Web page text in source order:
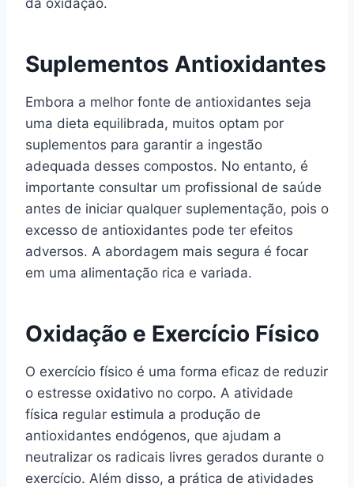
da oxidação.
Suplementos Antioxidantes
Embora a melhor fonte de antioxidantes seja
uma dieta equilibrada, muitos optam por
suplementos para garantir a ingestão
adequada desses compostos. No entanto, é
importante consultar um profissional de saúde
antes de iniciar qualquer suplementação, pois o
excesso de antioxidantes pode ter efeitos
adversos. A abordagem mais segura é focar
em uma alimentação rica e variada.
Oxidação e Exercício Físico
O exercício físico é uma forma eficaz de reduzir
o estresse oxidativo no corpo. A atividade
física regular estimula a produção de
antioxidantes endógenos, que ajudam a
neutralizar os radicais livres gerados durante o
exercício. Além disso, a prática de atividades